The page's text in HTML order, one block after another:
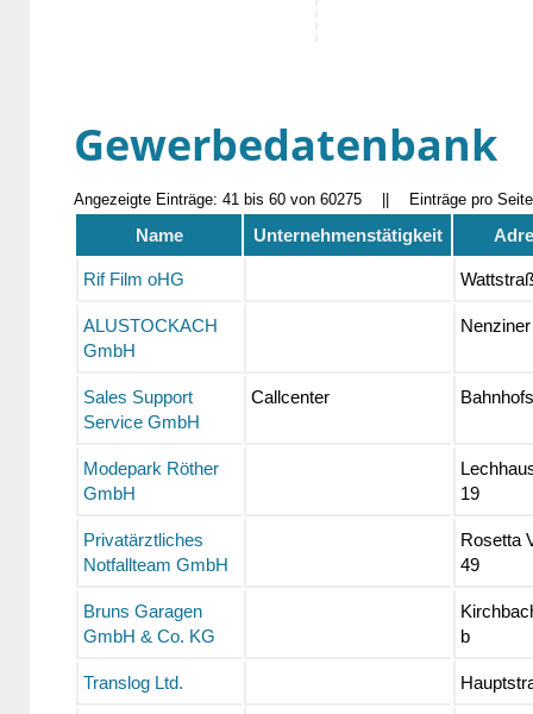
Gewerbedatenbank
Angezeigte Einträge: 41 bis 60 von 60275 Einträge pro
Name Unternehmenstätigkeit
Rif Film oHG
ALUSTOCKACH
GmbH
Sales Support
Service GmbH
Callcenter
Modepark Röther
GmbH
19
Privatärztliches
Notfallteam GmbH
Rosetta
49
Bruns Garagen
GmbH & Co. KG
b
Translog Ltd.